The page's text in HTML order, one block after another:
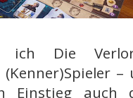
Die
–
Einstieg auch